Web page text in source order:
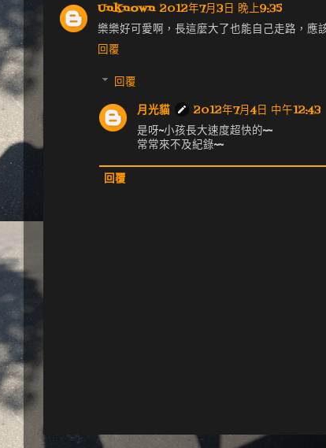
Unknown 2012年7月3日 晚上9:35
樂樂好可愛啊，長這麼大了也能自己走路，應
回覆
回覆
月光貓
2012年7月4日 中午12:43
是呀~小孩長大速度超快的~~
常常來不及紀錄~~
回覆